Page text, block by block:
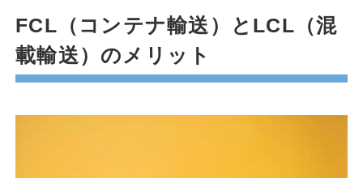
FCL（コンテナ輸送）とLCL（混
載輸送）のメリット